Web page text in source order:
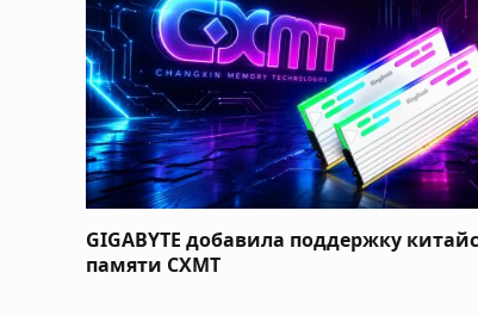
GIGABYTE добавила поддержку
памяти CXMT